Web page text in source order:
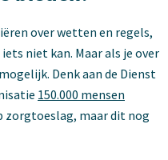
over wetten en regels,
niet kan. Maar als je over
Denk aan de Dienst
150.000 mensen
zorgtoeslag, maar dit nog